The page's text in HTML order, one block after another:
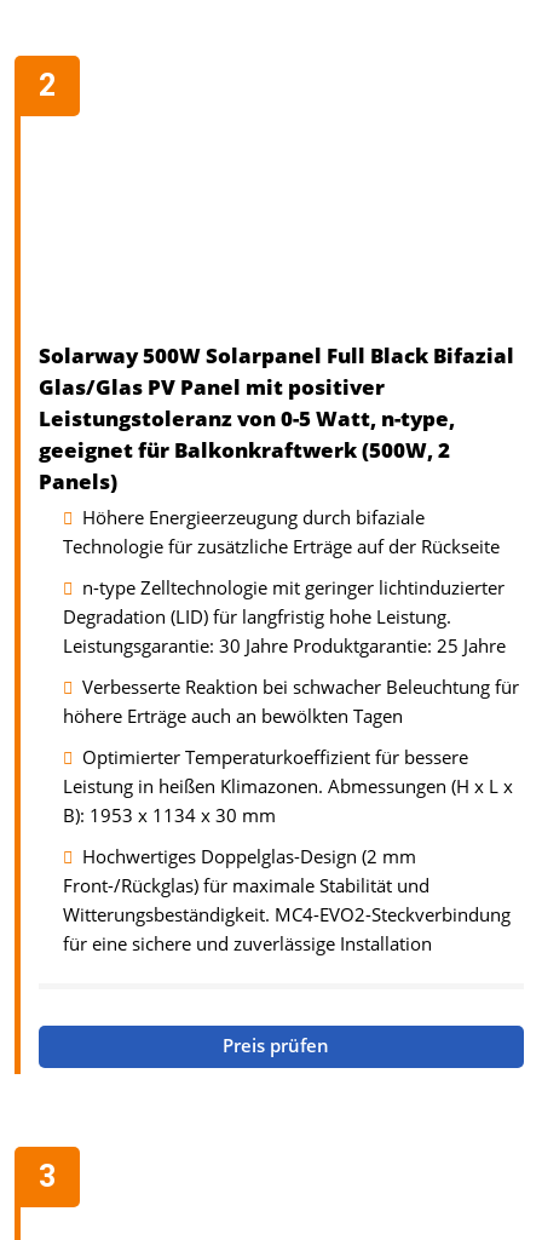
Solarway 500W Solarpanel Full Black Bifazial
Glas/Glas PV Panel mit positiver
Leistungstoleranz von 0-5 Watt, n-type,
geeignet für Balkonkraftwerk (500W, 2
Panels)
Höhere Energieerzeugung durch bifaziale
Technologie für zusätzliche Erträge auf der Rückseite
n-type Zelltechnologie mit geringer lichtinduzierter
Degradation (LID) für langfristig hohe Leistung.
Leistungsgarantie: 30 Jahre Produktgarantie: 25 Jahre
Verbesserte Reaktion bei schwacher Beleuchtung für
höhere Erträge auch an bewölkten Tagen
Optimierter Temperaturkoeffizient für bessere
Leistung in heißen Klimazonen. Abmessungen (H x L x
B): 1953 x 1134 x 30 mm
Hochwertiges Doppelglas-Design (2 mm
Front-/Rückglas) für maximale Stabilität und
Witterungsbeständigkeit. MC4-EVO2-Steckverbindung
für eine sichere und zuverlässige Installation
Preis prüfen